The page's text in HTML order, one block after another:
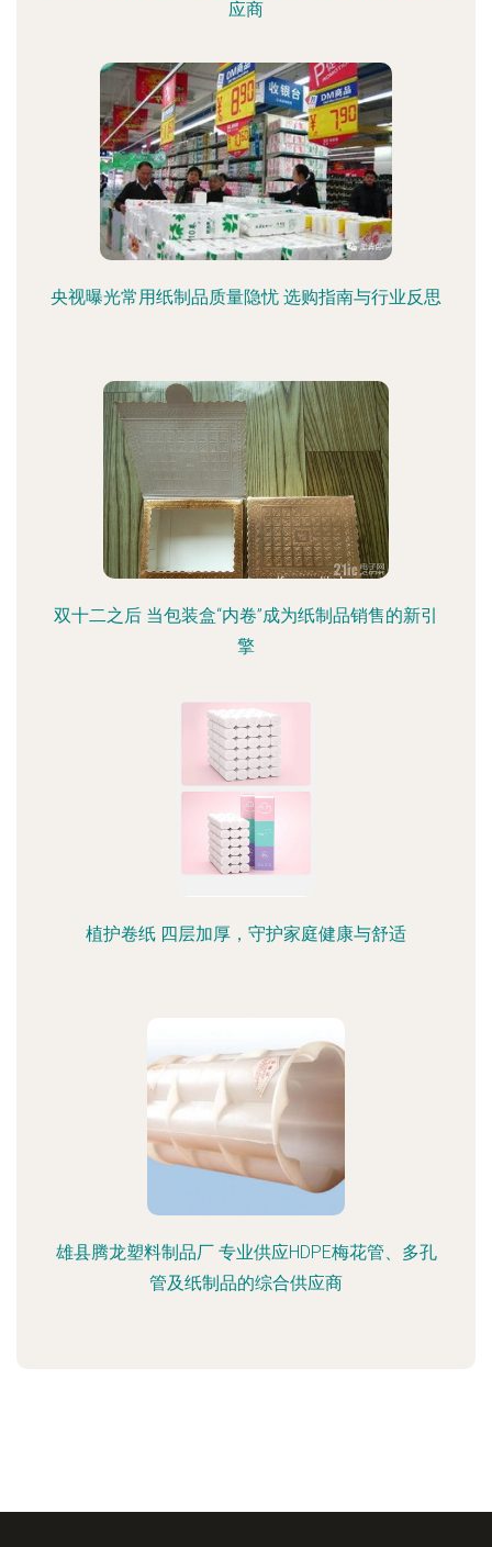
应商
央视曝光常用纸制品质量隐忧 选购指南与行业反思
双十二之后 当包装盒“内卷”成为纸制品销售的新引
擎
植护卷纸 四层加厚，守护家庭健康与舒适
雄县腾龙塑料制品厂 专业供应HDPE梅花管、多孔
管及纸制品的综合供应商